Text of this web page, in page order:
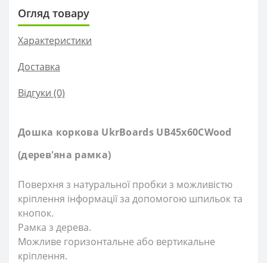
Огляд товару
Характеристики
Доставка
Відгуки (0)
Дошка коркова UkrBoards UB45x60CWood
(дерев'яна рамка)
Поверхня з натуральної пробки з можливістю
кріплення інформації за допомогою шпильок та
кнопок.
Рамка з дерева.
Можливе горизонтальне або вертикальне
кріплення.